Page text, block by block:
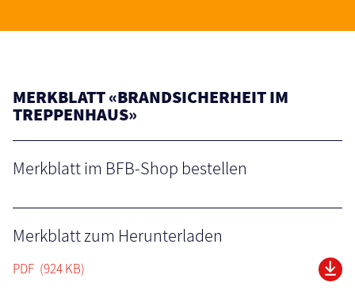
MERKBLATT «BRANDSICHERHEIT IM
TREPPENHAUS»
Merkblatt im BFB-Shop bestellen
Merkblatt zum Herunterladen
PDF (924 KB)